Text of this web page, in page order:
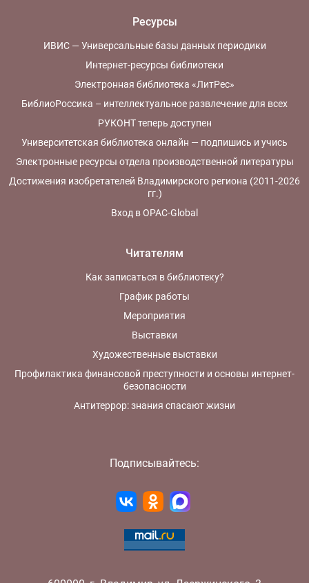
Ресурсы
ИВИС — Универсальные базы данных периодики
Интернет-ресурсы библиотеки
Электронная библиотека «ЛитРес»
БиблиоРоссика – интеллектуальное развлечение для всех
РУКОНТ теперь доступен
Университетская библиотека онлайн — подпишись и учись
Электронные ресурсы отдела производственной литературы
Достижения изобретателей Владимирского региона (2011-2026
гг.)
Вход в OPAC-Global
Читателям
Как записаться в библиотеку?
График работы
Мероприятия
Выставки
Художественные выставки
Профилактика финансовой преступности и основы интернет-
безопасности
Антитеррор: знания спасают жизни
Подписывайтесь: